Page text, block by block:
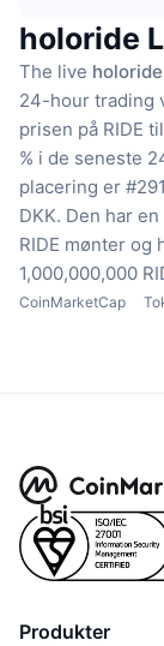
holoride
The live
24-hour trading
prisen på RIDE
% i de seneste
placering er
DKK. Den har
RIDE mønter og
1,000,000,000
CoinMarketCap
Produkter